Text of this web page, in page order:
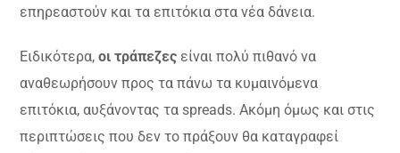
επηρεαστούν και τα επιτόκια στα νέα δάνεια.
Ειδικότερα,οι τράπεζες είναι πολύ πιθανό να
αναθεωρήσουν προς τα πάνω τα κυμαινόμενα
επιτόκια, αυξάνοντας τα spreads. Ακόμη όμως και στις
περιπτώσεις που δεν το πράξουν θα καταγραφεί